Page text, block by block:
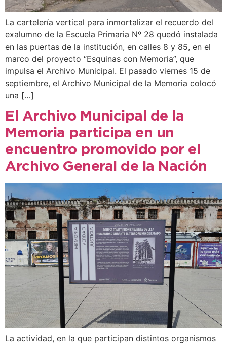
La cartelería vertical para inmortalizar el recuerdo del
exalumno de la Escuela Primaria Nº 28 quedó instalada
en las puertas de la institución, en calles 8 y 85, en el
marco del proyecto “Esquinas con Memoria”, que
impulsa el Archivo Municipal. El pasado viernes 15 de
septiembre, el Archivo Municipal de la Memoria colocó
una […]
El Archivo Municipal de la
Memoria participa en un
encuentro promovido por el
Archivo General de la Nación
La actividad, en la que participan distintos organismos